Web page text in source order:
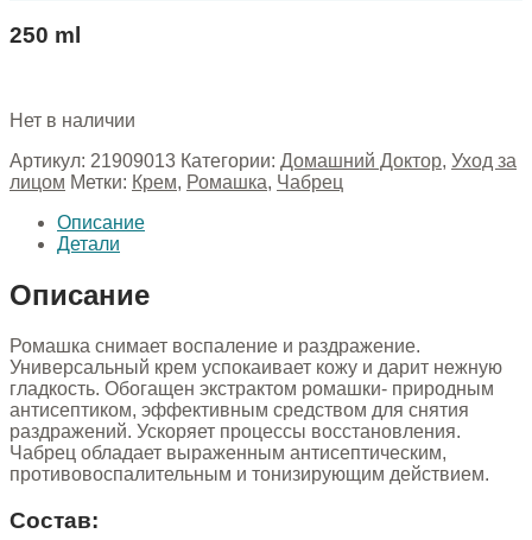
250 ml
Нет в наличии
Артикул: 21909013 Категории: Домашний Доктор, Уход за
лицом Метки: Крем, Ромашка, Чабрец
Описание
Детали
Описание
Ромашка снимает воспаление и раздражение.
Универсальный крем успокаивает кожу и дарит нежную
гладкость. Обогащен экстрактом ромашки- природным
антисептиком, эффективным средством для снятия
раздражений. Ускоряет процессы восстановления.
Чабрец обладает выраженным антисептическим,
противовоспалительным и тонизирующим действием.
Состав: